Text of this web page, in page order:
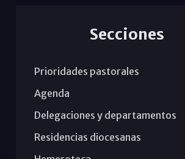
Secciones
Prioridades pastorales
Agenda
Delegaciones y departamentos
Residencias diocesanas